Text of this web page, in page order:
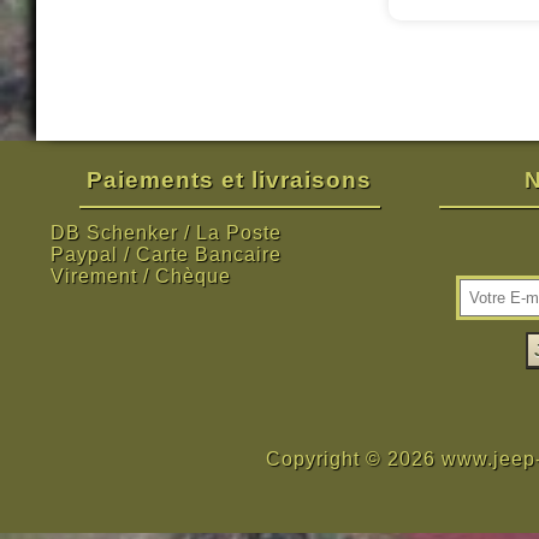
Paiements et livraisons
DB Schenker / La Poste
Paypal / Carte Bancaire
Virement / Chèque
Copyright © 2026